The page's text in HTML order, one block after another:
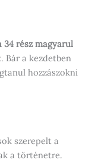
34 rész magyarul
Bár a kezdetben
hozzászokni
szerepelt a
a történetre.